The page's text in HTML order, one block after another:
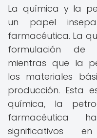
La química y la
un papel
farmacéutica. La
formulación de
mientras que la
los materiales
producción. Esta
química, la
farmacéutica
significativos